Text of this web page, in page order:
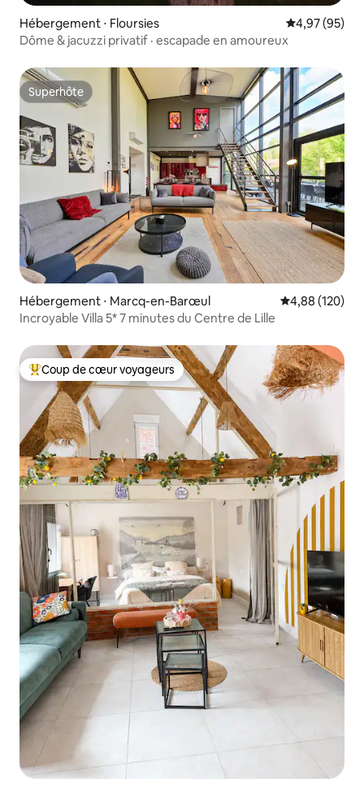
Hébergement ⋅ Floursies Évaluation
4,97 (95)
Dôme & jacuzzi privatif · escapade en amoureux
Superhôte
Superhôte
Hébergement ⋅ Marcq-en-Barœul Évaluation
4,88 (120)
Incroyable Villa 5* 7 minutes du Centre de Lille
Coups de cœur voyageurs les plus appréciés
Coup de cœur voyageurs